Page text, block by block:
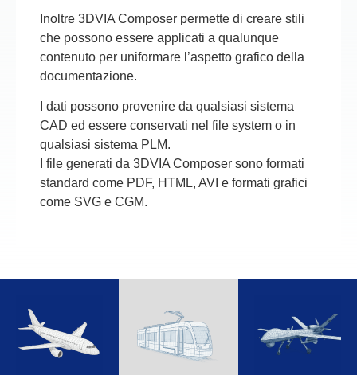
Inoltre 3DVIA Composer permette di creare stili
che possono essere applicati a qualunque
contenuto per uniformare l’aspetto grafico della
documentazione.
I dati possono provenire da qualsiasi sistema
CAD ed essere conservati nel file system o in
qualsiasi sistema PLM.
I file generati da 3DVIA Composer sono formati
standard come PDF, HTML, AVI e formati grafici
come SVG e CGM.